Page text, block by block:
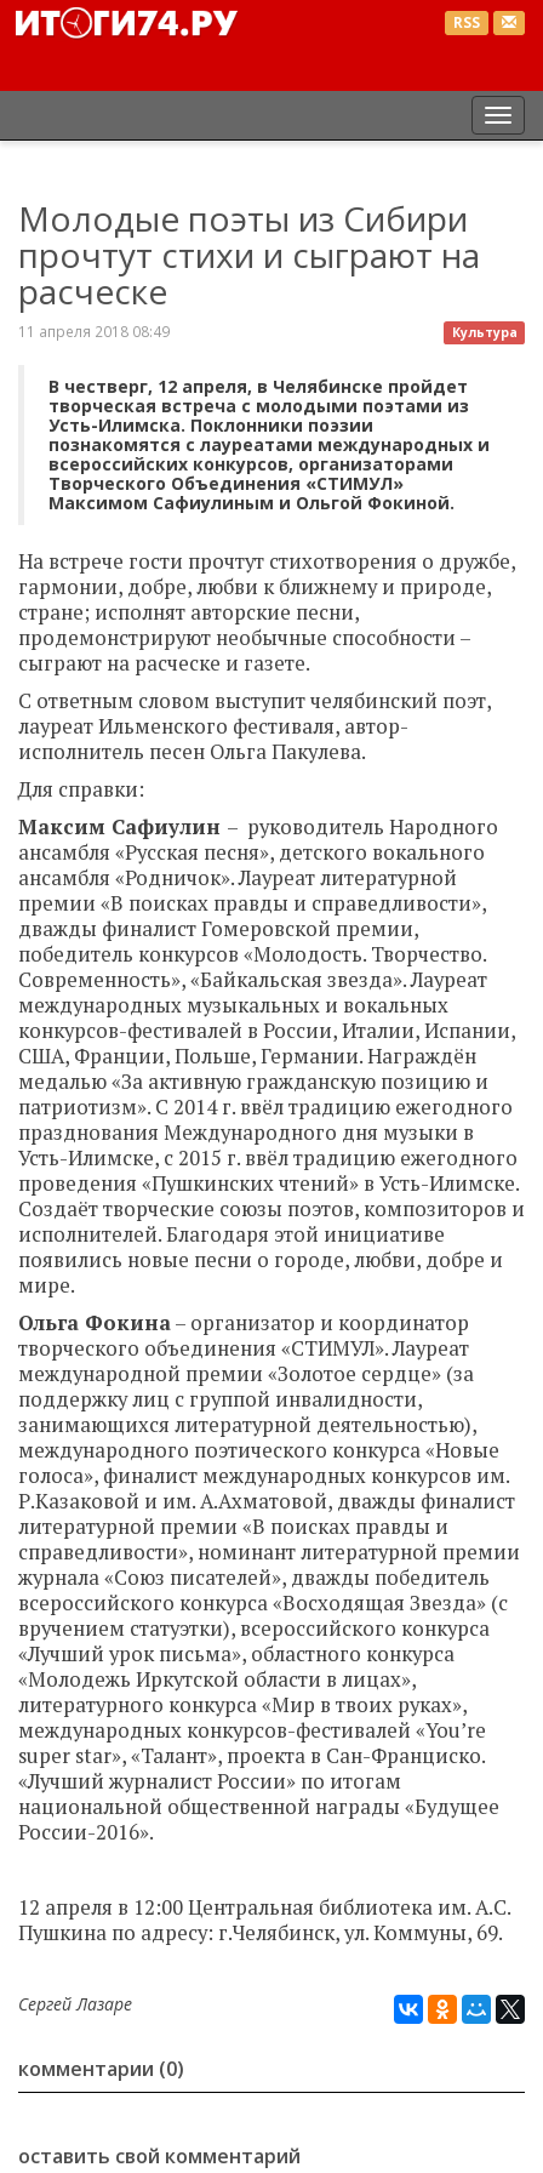
RSS
Молодые поэты из Сибири
прочтут стихи и сыграют на
расческе
Культура
11 апреля 2018 08:49
В честверг, 12 апреля, в Челябинске пройдет
творческая встреча с молодыми поэтами из
Усть-Илимска. Поклонники поэзии
познакомятся с лауреатами международных и
всероссийских конкурсов, организаторами
Творческого Объединения «СТИМУЛ»
Максимом Сафиулиным и Ольгой Фокиной.
На встрече гости прочтут стихотворения о дружбе,
гармонии, добре, любви к ближнему и природе,
стране; исполнят авторские песни,
продемонстрируют необычные способности –
сыграют на расческе и газете.
С ответным словом выступит челябинский поэт,
лауреат Ильменского фестиваля, автор-
исполнитель песен Ольга Пакулева.
Для справки:
Максим Сафиулин – руководитель Народного
ансамбля «Русская песня», детского вокального
ансамбля «Родничок». Лауреат литературной
премии «В поисках правды и справедливости»,
дважды финалист Гомеровской премии,
победитель конкурсов «Молодость. Творчество.
Современность», «Байкальская звезда». Лауреат
международных музыкальных и вокальных
конкурсов-фестивалей в России, Италии, Испании,
США, Франции, Польше, Германии. Награждён
медалью «За активную гражданскую позицию и
патриотизм». С 2014 г. ввёл традицию ежегодного
празднования Международного дня музыки в
Усть-Илимске, с 2015 г. ввёл традицию ежегодного
проведения «Пушкинских чтений» в Усть-Илимске.
Создаёт творческие союзы поэтов, композиторов и
исполнителей. Благодаря этой инициативе
появились новые песни о городе, любви, добре и
мире.
Ольга Фокина– организатор и координатор
творческого объединения «СТИМУЛ». Лауреат
международной премии «Золотое сердце» (за
поддержку лиц с группой инвалидности,
занимающихся литературной деятельностью),
международного поэтического конкурса «Новые
голоса», финалист международных конкурсов им.
Р.Казаковой и им. А.Ахматовой, дважды финалист
литературной премии «В поисках правды и
справедливости», номинант литературной премии
журнала «Союз писателей», дважды победитель
всероссийского конкурса «Восходящая Звезда» (с
вручением статуэтки), всероссийского конкурса
«Лучший урок письма», областного конкурса
«Молодежь Иркутской области в лицах»,
литературного конкурса «Мир в твоих руках»,
международных конкурсов-фестивалей «You’re
super star», «Талант», проекта в Сан-Франциско.
«Лучший журналист России» по итогам
национальной общественной награды «Будущее
России-2016».
12 апреля в 12:00 Центральная библиотека им. А.С.
Пушкина по адресу: г.Челябинск, ул. Коммуны, 69.
Сергей Лазаре
комментарии (0)
оставить свой комментарий